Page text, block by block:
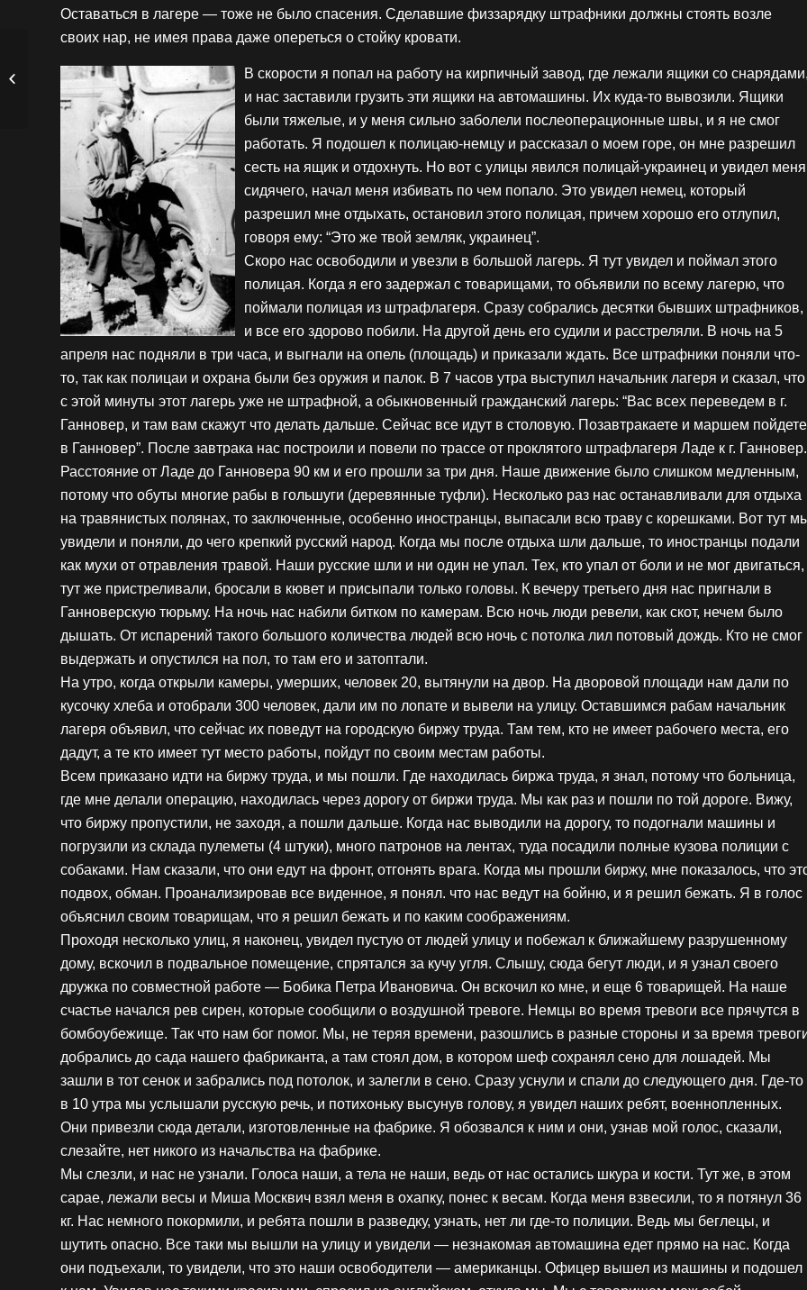
Оставаться в лагере — тоже не было спасения. Сделавшие физзарядку штрафники должны стоять возле
своих нар, не имея права даже опереться о стойку кровати.
В скорости я попал на работу на кирпичный завод, где лежали ящики со
и нас заставили грузить эти ящики на автомашины. Их куда-то вывозили. Ящики
были тяжелые, и у меня сильно заболели послеоперационные швы, и я не смог
работать. Я подошел к полицаю-немцу и рассказал о моем горе, он мне разрешил
сесть на ящик и отдохнуть. Но вот с улицы явился полицай-украинец и увидел
сидячего, начал меня избивать по чем попало. Это увидел немец, который
разрешил мне отдыхать, остановил этого полицая, причем хорошо его отлупил,
говоря ему: “Это же твой земляк, украинец”.
Скоро нас освободили и увезли в большой лагерь. Я тут увидел и поймал этого
полицая. Когда я его задержал с товарищами, то объявили по всему лагерю, что
поймали полицая из штрафлагеря. Сразу собрались десятки бывших штрафников,
и все его здорово побили. На другой день его судили и расстреляли. В ночь на 5
апреля нас подняли в три часа, и выгнали на опель (площадь) и приказали ждать. Все штрафники поняли что-
то, так как полицаи и охрана были без оружия и палок. В 7 часов утра выступил начальник лагеря и сказал, что
с этой минуты этот лагерь уже не штрафной, а обыкновенный гражданский лагерь: “Вас всех переведем в г.
Ганновер, и там вам скажут что делать дальше. Сейчас все идут в столовую. Позавтракаете и маршем пойдете
в Ганновер”. После завтрака нас построили и повели по трассе от проклятого штрафлагеря Ладе к г. Ганновер.
Расстояние от Ладе до Ганновера 90 км и его прошли за три дня. Наше движение было слишком медленным,
потому что обуты многие рабы в гольшуги (деревянные туфли). Несколько раз нас останавливали для отдыха
на травянистых полянах, то заключенные, особенно иностранцы, выпасали всю траву с корешками. Вот тут
увидели и поняли, до чего крепкий русский народ. Когда мы после отдыха шли дальше, то иностранцы подали
как мухи от отравления травой. Наши русские шли и ни один не упал. Тех, кто упал от боли и не мог двигаться,
тут же пристреливали, бросали в кювет и присыпали только головы. К вечеру третьего дня нас пригнали в
Ганноверскую тюрьму. На ночь нас набили битком по камерам. Всю ночь люди ревели, как скот, нечем было
дышать. От испарений такого большого количества людей всю ночь с потолка лил потовый дождь. Кто не смог
выдержать и опустился на пол, то там его и затоптали.
На утро, когда открыли камеры, умерших, человек 20, вытянули на двор. На дворовой площади нам дали по
кусочку хлеба и отобрали 300 человек, дали им по лопате и вывели на улицу. Оставшимся рабам начальник
лагеря объявил, что сейчас их поведут на городскую биржу труда. Там тем, кто не имеет рабочего места, его
дадут, а те кто имеет тут место работы, пойдут по своим местам работы.
Всем приказано идти на биржу труда, и мы пошли. Где находилась биржа труда, я знал, потому что больница,
где мне делали операцию, находилась через дорогу от биржи труда. Мы как раз и пошли по той дороге. Вижу,
что биржу пропустили, не заходя, а пошли дальше. Когда нас выводили на дорогу, то подогнали машины и
погрузили из склада пулеметы (4 штуки), много патронов на лентах, туда посадили полные кузова полиции с
собаками. Нам сказали, что они едут на фронт, отгонять врага. Когда мы прошли биржу, мне показалось, что
подвох, обман. Проанализировав все виденное, я понял. что нас ведут на бойню, и я решил бежать. Я в голос
объяснил своим товарищам, что я решил бежать и по каким соображениям.
Проходя несколько улиц, я наконец, увидел пустую от людей улицу и побежал к ближайшему разрушенному
дому, вскочил в подвальное помещение, спрятался за кучу угля. Слышу, сюда бегут люди, и я узнал своего
дружка по совместной работе — Бобика Петра Ивановича. Он вскочил ко мне, и еще 6 товарищей. На наше
счастье начался рев сирен, которые сообщили о воздушной тревоге. Немцы во время тревоги все прячутся в
бомбоубежище. Так что нам бог помог. Мы, не теряя времени, разошлись в разные стороны и за время
добрались до сада нашего фабриканта, а там стоял дом, в котором шеф сохранял сено для лошадей. Мы
зашли в тот сенок и забрались под потолок, и залегли в сено. Сразу уснули и спали до следующего дня. Где-то
в 10 утра мы услышали русскую речь, и потихоньку высунув голову, я увидел наших ребят, военнопленных.
Они привезли сюда детали, изготовленные на фабрике. Я обозвался к ним и они, узнав мой голос, сказали,
слезайте, нет никого из начальства на фабрике.
Мы слезли, и нас не узнали. Голоса наши, а тела не наши, ведь от нас остались шкура и кости. Тут же, в этом
сарае, лежали весы и Миша Москвич взял меня в охапку, понес к весам. Когда меня взвесили, то я потянул 36
кг. Нас немного покормили, и ребята пошли в разведку, узнать, нет ли где-то полиции. Ведь мы беглецы, и
шутить опасно. Все таки мы вышли на улицу и увидели — незнакомая автомашина едет прямо на нас. Когда
они подъехали, то увидели, что это наши освободители — американцы. Офицер вышел из машины и подошел
Демченко Агафія